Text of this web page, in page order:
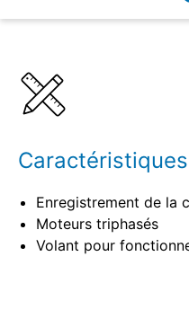
Produits similaires
Enregistrement de la
Moteurs triphasés
Volant pour